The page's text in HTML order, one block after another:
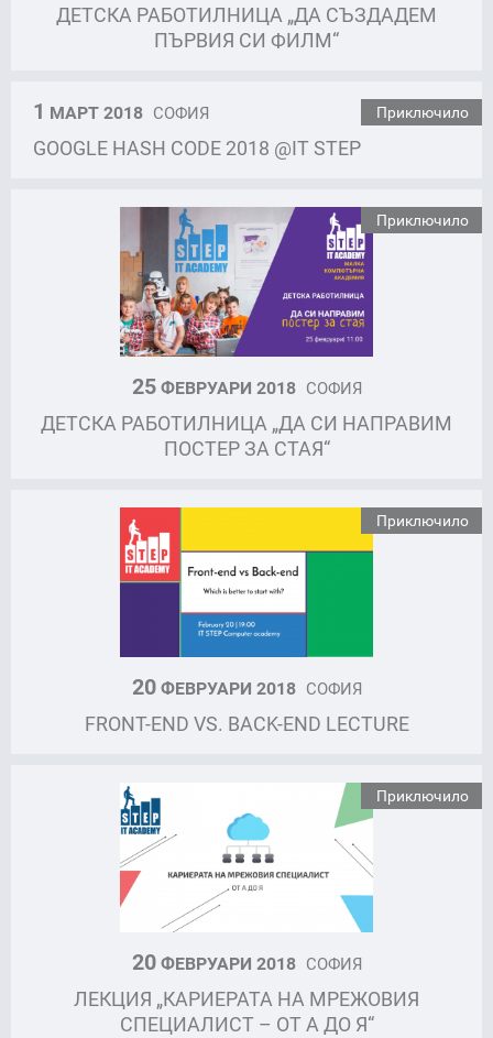
ДЕТСКА РАБОТИЛНИЦА „ДА СЪЗДАДЕМ
ПЪРВИЯ СИ ФИЛМ“
Приключило
1 МАРТ 2018 СОФИЯ
GOOGLE HASH CODE 2018 @IT STEP
Приключило
25ФЕВРУАРИ 2018 СОФИЯ
ДЕТСКА РАБОТИЛНИЦА „ДА СИ НАПРАВИМ
ПОСТЕР ЗА СТАЯ“
Приключило
20ФЕВРУАРИ 2018 СОФИЯ
FRONT-END VS. BACK-END LECTURE
Приключило
20ФЕВРУАРИ 2018 СОФИЯ
ЛЕКЦИЯ „КАРИЕРАТА НА МРЕЖОВИЯ
СПЕЦИАЛИСТ – ОТ А ДО Я“